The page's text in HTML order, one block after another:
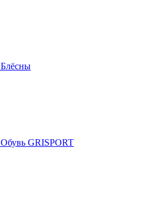
Блёсны
Обувь GRISPORT